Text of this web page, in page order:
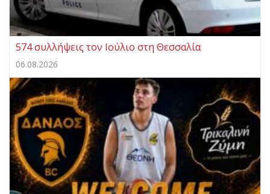
574 συλλήψεις τον Ιούλιο στη Θεσσαλία
06.08.2026